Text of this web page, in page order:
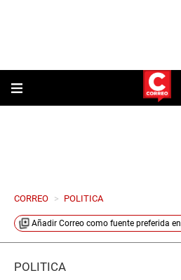
CORREO > POLITICA
Añadir Correo como fuente preferida en
POLÍTICA